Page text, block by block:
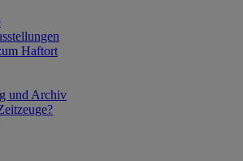
Haftort
und Archiv